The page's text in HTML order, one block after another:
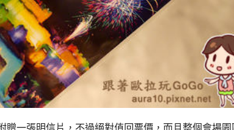
贈一張明信片， 不過絕對值回票價，而且整個會場園